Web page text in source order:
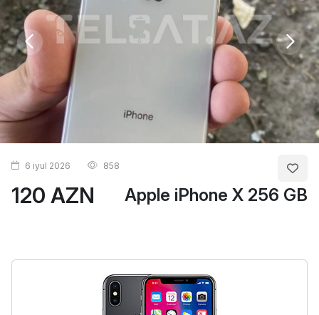
120 AZN Apple iPhone X 256 GB
6 iyul 2026 858